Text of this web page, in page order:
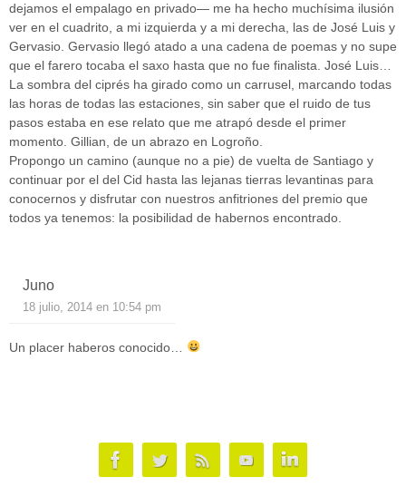
dejamos el empalago en privado— me ha hecho muchísima ilusión
ver en el cuadrito, a mi izquierda y a mi derecha, las de José Luis y
Gervasio. Gervasio llegó atado a una cadena de poemas y no supe
que el farero tocaba el saxo hasta que no fue finalista. José Luis…
La sombra del ciprés ha girado como un carrusel, marcando todas
las horas de todas las estaciones, sin saber que el ruido de tus
pasos estaba en ese relato que me atrapó desde el primer
momento. Gillian, de un abrazo en Logroño.
Propongo un camino (aunque no a pie) de vuelta de Santiago y
continuar por el del Cid hasta las lejanas tierras levantinas para
conocernos y disfrutar con nuestros anfitriones del premio que
todos ya tenemos: la posibilidad de habernos encontrado.
Juno
18 julio, 2014 en 10:54 pm
Un placer haberos conocido…